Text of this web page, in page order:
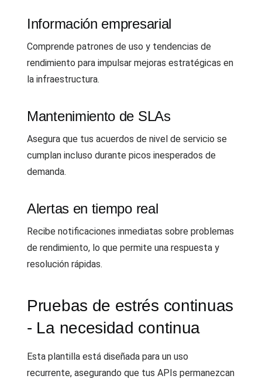
Información empresarial
Comprende patrones de uso y tendencias de
rendimiento para impulsar mejoras estratégicas en
la infraestructura.
Mantenimiento de SLAs
Asegura que tus acuerdos de nivel de servicio se
cumplan incluso durante picos inesperados de
demanda.
Alertas en tiempo real
Recibe notificaciones inmediatas sobre problemas
de rendimiento, lo que permite una respuesta y
resolución rápidas.
Pruebas de estrés continuas
- La necesidad continua
Esta plantilla está diseñada para un uso
recurrente, asegurando que tus APIs permanezcan